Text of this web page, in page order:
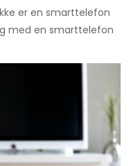
er en smarttelefon
med en smarttelefon